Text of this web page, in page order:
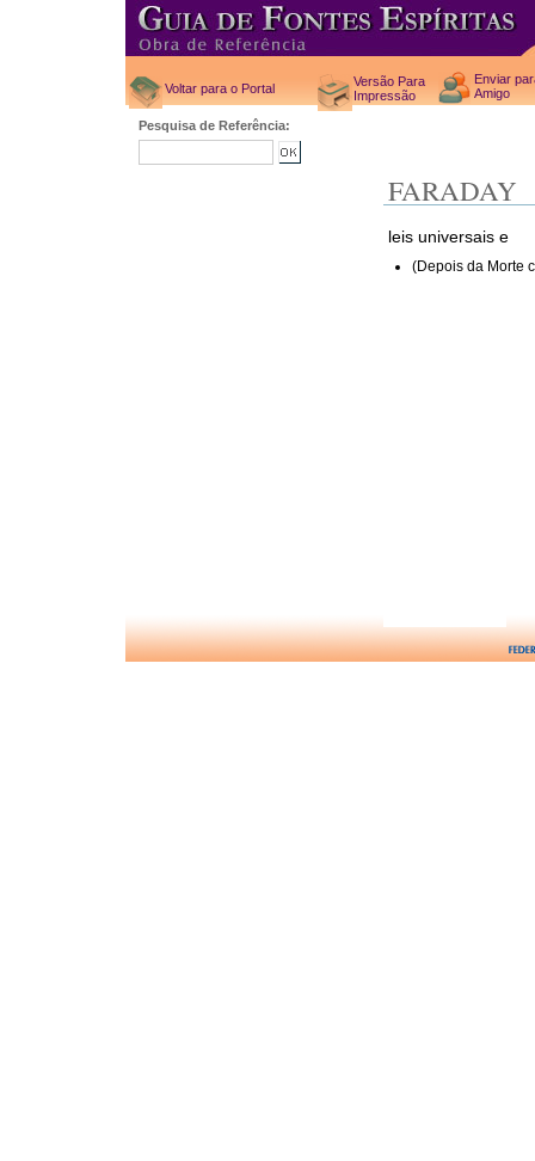
Voltar para o Portal
Versão Para
Impressão
Enviar
Amigo
Pesquisa de Referência:
FARADAY
leis universais e
(Depois da Morte